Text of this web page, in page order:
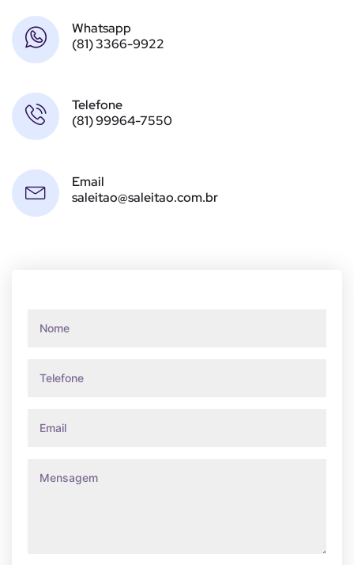
Whatsapp
(81) 3366-9922
Telefone
(81) 99964-7550
Email
saleitao@saleitao.com.br